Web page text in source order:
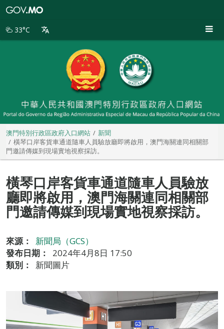
別
33°C
澳門特別行政區政府入口網站
新聞
橫琴口岸客貨車通道隨車人員驗放廳即將啟用，澳門海關連同相關部
門邀請傳媒到現場實地視察採訪。
橫琴口岸客貨車通道隨車人員驗放
廳即將啟用，澳門海關連同相關部
門邀請傳媒到現場實地視察採訪。
來源：
新聞局（GCS）
發布日期：
2024年4月8日 17:50
類別：
新聞圖片